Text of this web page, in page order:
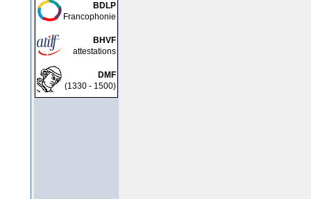
BDLP
Francophonie
BHVF
attestations
DMF
(1330 - 1500)